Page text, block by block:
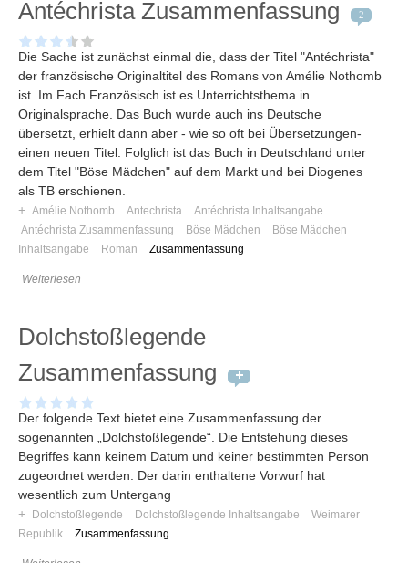
Antéchrista Zusammenfassung 2
Die Sache ist zunächst einmal die, dass der Titel "Antéchrista"
der französische Originaltitel des Romans von Amélie Nothomb
ist. Im Fach Französisch ist es Unterrichtsthema in
Originalsprache. Das Buch wurde auch ins Deutsche
übersetzt, erhielt dann aber - wie so oft bei Übersetzungen-
einen neuen Titel. Folglich ist das Buch in Deutschland unter
dem Titel "Böse Mädchen" auf dem Markt und bei Diogenes
als TB erschienen.
+ Amélie Nothomb Antechrista
Antéchrista Inhaltsangabe
Antéchrista Zusammenfassung
Böse Mädchen
Böse Mädchen
Inhaltsangabe
Roman Zusammenfassung
Weiterlesen
Dolchstoßlegende
Zusammenfassung
Der folgende Text bietet eine Zusammenfassung der
sogenannten „Dolchstoßlegende“. Die Entstehung dieses
Begriffes kann keinem Datum und keiner bestimmten Person
zugeordnet werden. Der darin enthaltene Vorwurf hat
wesentlich zum Untergang
+
Dolchstoßlegende Dolchstoßlegende Inhaltsangabe
Weimarer
Republik
Zusammenfassung